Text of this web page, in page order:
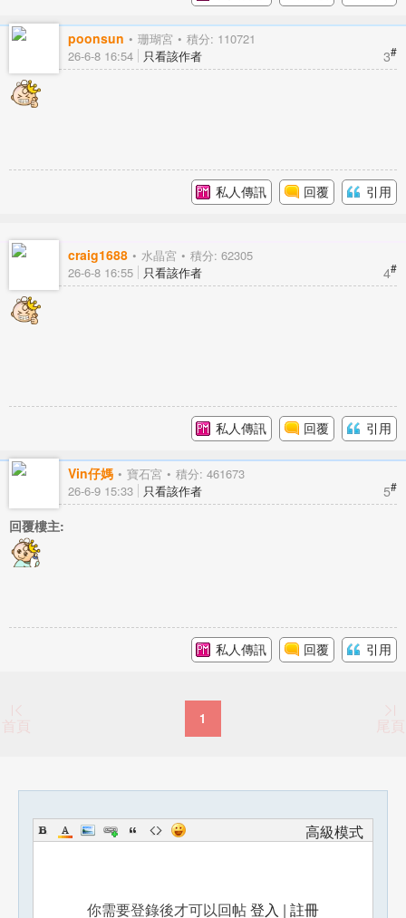
poonsun 珊瑚宮 積分: 110721
3#
26-6-8 16:54 只看該作者
私人傳訊 回覆 引用
craig1688 水晶宮 積分: 62305
4#
26-6-8 16:55 只看該作者
私人傳訊 回覆 引用
Vin仔媽 寶石宮 積分: 461673
5#
26-6-9 15:33 只看該作者
回覆樓主:
私人傳訊 回覆 引用
首頁 1 尾頁
高級模式
你需要登錄後才可以回帖登入 | 註冊